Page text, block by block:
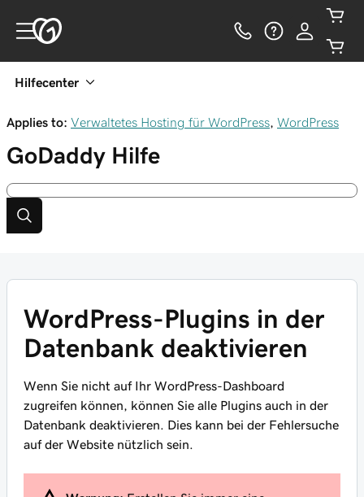
Hilfecenter
Applies to: Verwaltetes Hosting für WordPress WordPress
GoDaddy Hilfe
WordPress-Plugins in der
Datenbank deaktivieren
Wenn Sie nicht auf Ihr WordPress-Dashboard
zugreifen können, können Sie alle Plugins auch in der
Datenbank deaktivieren. Dies kann bei der Fehlersuche
auf der Website nützlich sein.